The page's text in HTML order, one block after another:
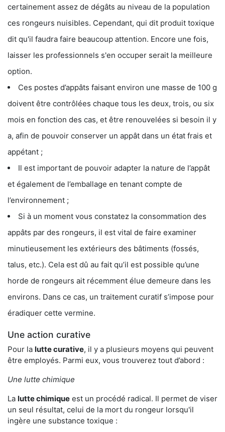
certainement assez de dégâts au niveau de la population
ces rongeurs nuisibles. Cependant, qui dit produit toxique
dit qu'il faudra faire beaucoup attention. Encore une fois,
laisser les professionnels s'en occuper serait la meilleure
option.
Ces postes d’appâts faisant environ une masse de 100 g
doivent être contrôlées chaque tous les deux, trois, ou six
mois en fonction des cas, et être renouvelées si besoin il y
a, afin de pouvoir conserver un appât dans un état frais et
appétant ;
Il est important de pouvoir adapter la nature de l’appât
et également de l’emballage en tenant compte de
l’environnement ;
Si à un moment vous constatez la consommation des
appâts par des rongeurs, il est vital de faire examiner
minutieusement les extérieurs des bâtiments (fossés,
talus, etc.). Cela est dû au fait qu’il est possible qu’une
horde de rongeurs ait récemment élue demeure dans les
environs. Dans ce cas, un traitement curatif s’impose pour
éradiquer cette vermine.
Une action curative
Pour la lutte curative, il y a plusieurs moyens qui peuvent
être employés. Parmi eux, vous trouverez tout d’abord :
Une lutte chimique
La lutte chimique est un procédé radical. Il permet de viser
un seul résultat, celui de la mort du rongeur lorsqu'il
ingère une substance toxique :